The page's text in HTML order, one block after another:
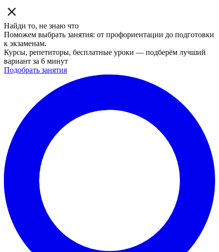
Найди то, не знаю что
Поможем выбрать занятия: от профориентации до подготовки
к экзаменам.
Курсы, репетиторы, бесплатные уроки — подберём лучший
вариант за 6 минут
Подобрать занятия